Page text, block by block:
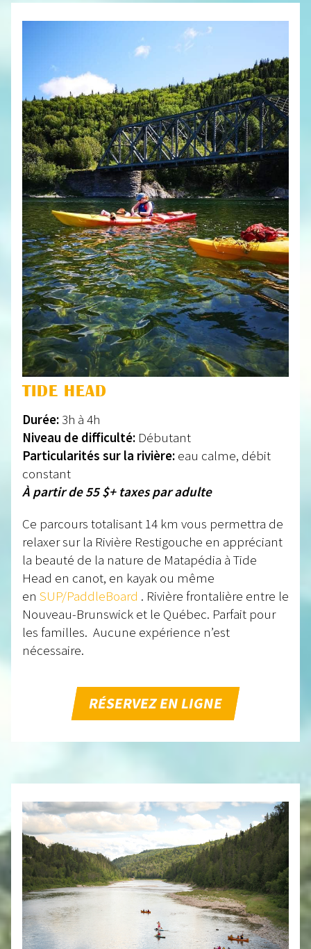
TIDE HEAD
Durée: 3h à 4h
Niveau de difficulté: Débutant
Particularités sur la rivière: eau calme, débit
constant
À partir de 55 $+ taxes par adulte
Ce parcours totalisant 14 km vous permettra de
relaxer sur la Rivière Restigouche en appréciant
la beauté de la nature de Matapédia à Tide
Head en canot, en kayak ou même
en SUP/PaddleBoard . Rivière frontalière entre le
Nouveau-Brunswick et le Québec. Parfait pour
les familles. Aucune expérience n’est
nécessaire.
RÉSERVEZ EN LIGNE